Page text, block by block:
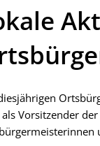
Vorsitzender